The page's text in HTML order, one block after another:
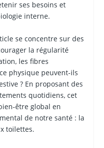
ses besoins et
interne.
se concentre sur des
la régularité
les fibres
physique peuvent-ils
? En proposant des
quotidiens, cet
être global en
de notre santé : la
toilettes.